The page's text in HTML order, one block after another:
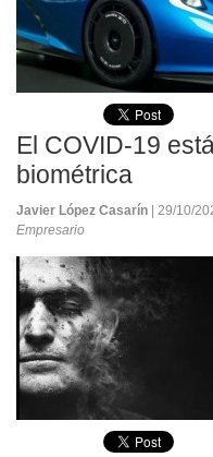
El COVID-19
biométrica
Javier López Casarín
| 29/10/
Empresario